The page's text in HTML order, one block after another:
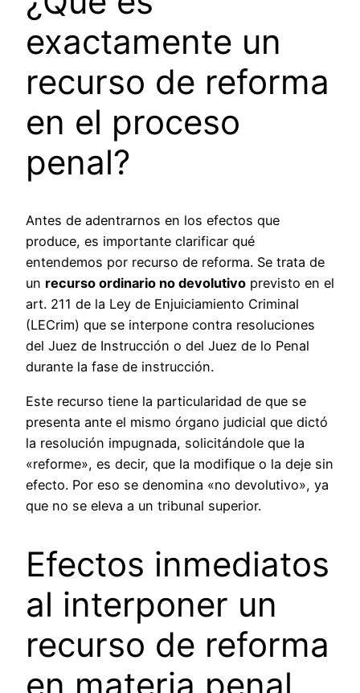
exactamente un
recurso de reforma
en el proceso
penal?
Antes de adentrarnos en los efectos que
produce, es importante clarificar qué
entendemos por recurso de reforma. Se trata de
un recurso ordinario no devolutivo previsto en el
art. 211 de la Ley de Enjuiciamiento Criminal
(LECrim) que se interpone contra resoluciones
del Juez de Instrucción o del Juez de lo Penal
durante la fase de instrucción.
Este recurso tiene la particularidad de que se
presenta ante el mismo órgano judicial que dictó
la resolución impugnada, solicitándole que la
«reforme», es decir, que la modifique o la deje sin
efecto. Por eso se denomina «no devolutivo», ya
que no se eleva a un tribunal superior.
Efectos inmediatos
al interponer un
recurso de reforma
en materia penal